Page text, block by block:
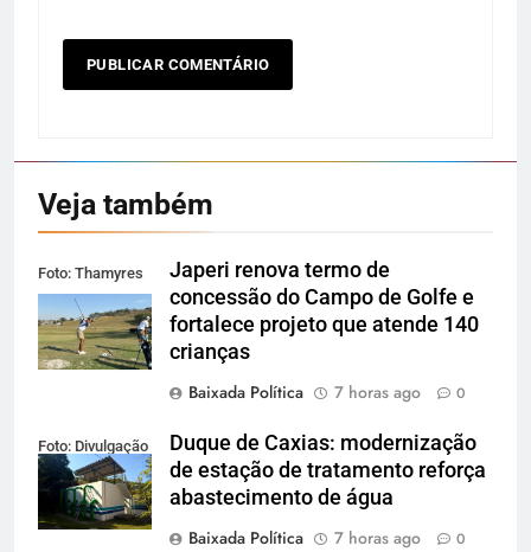
Veja também
Foto: Thamyres
Cardoso
Japeri renova termo de
concessão do Campo de Golfe e
fortalece projeto que atende 140
crianças
Baixada Política
7 horas ago 0
Foto: Divulgação
Duque de Caxias: modernização
de estação de tratamento reforça
abastecimento de água
Baixada Política
7 horas ago 0